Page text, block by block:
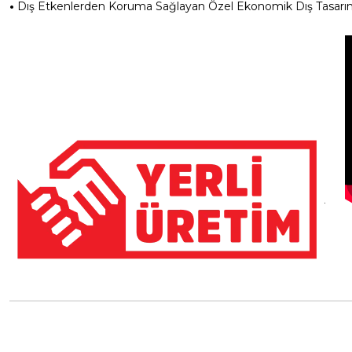
• Dış Etkenlerden Koruma Sağlayan Özel Ekonomik Dış
.